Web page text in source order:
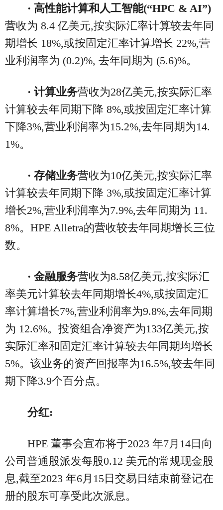
· 高性能计算和人工智能(“HPC & AI”)
营收为 8.4 亿美元,按实际汇率计算较去年同
期增长 18%,或按固定汇率计算增长 22%,营
业利润率为 (0.2)%, 去年同期为 (5.6)%。
· 计算业务营收为28亿美元,按实际汇率
计算较去年同期下降 8%,或按固定汇率计算
下降3%,营业利润率为15.2%,去年同期为14.
1%。
· 存储业务营收为10亿美元,按实际汇率
计算较去年同期下降 3%,或按固定汇率计算
增长2%,营业利润率为7.9%,去年同期为 11.
8%。HPE Alletra的营收较去年同期增长三位
数。
· 金融服务营收为8.58亿美元,按实际汇
率美元计算较去年同期增长4%,或按固定汇
率计算增长7%,营业利润率为9.8%,去年同期
为 12.6%。投资组合净资产为133亿美元,按
实际汇率和固定汇率计算较去年同期均增长
5%。该业务的资产回报率为16.5%,较去年同
期下降3.9个百分点。
分红:
HPE 董事会宣布将于2023 年7月14日向
公司普通股派发每股0.12 美元的常规现金股
息,截至2023 年6月15日交易日结束前登记在
册的股东可享受此次派息。